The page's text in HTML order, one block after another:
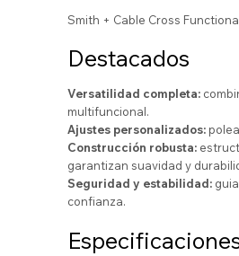
Smith + Cable Cross
Destacados
Versatilidad completa:
multifuncional.
Ajustes personalizados:
Construcción robusta:
garantizan suavidad y
Seguridad y estabilidad:
confianza.